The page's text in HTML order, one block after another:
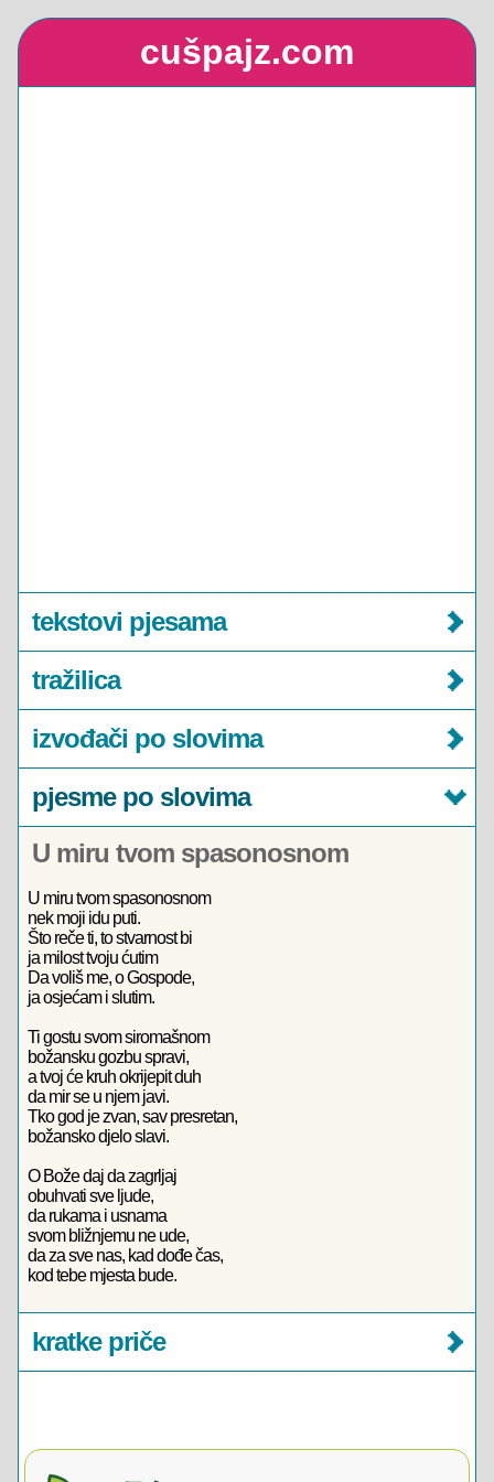
cušpajz.com
tekstovi pjesama
tražilica
izvođači po slovima
pjesme po slovima
U miru tvom spasonosnom
U miru tvom spasonosnom
nek moji idu puti.
Što reče ti, to stvarnost bi
ja milost tvoju ćutim
Da voliš me, o Gospode,
ja osjećam i slutim.
Ti gostu svom siromašnom
božansku gozbu spravi,
a tvoj će kruh okrijepit duh
da mir se u njem javi.
Tko god je zvan, sav presretan,
božansko djelo slavi.
O Bože daj da zagrljaj
obuhvati sve ljude,
da rukama i usnama
svom bližnjemu ne ude,
da za sve nas, kad dođe čas,
kod tebe mjesta bude.
kratke priče